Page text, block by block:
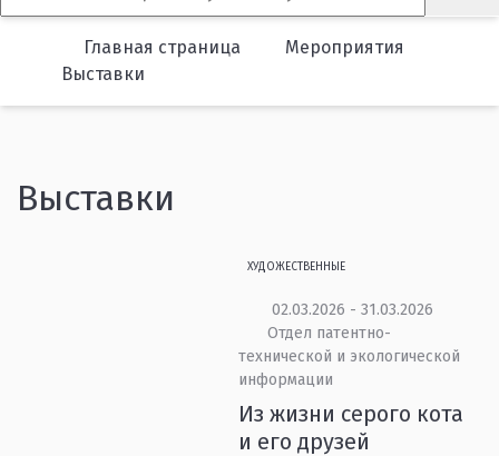
Главная страница
Мероприятия
Выставки
Выставки
ХУДОЖЕСТВЕННЫЕ
02.03.2026 - 31.03.2026
Отдел патентно-
технической и экологической
информации
Из жизни серого кота
и его друзей